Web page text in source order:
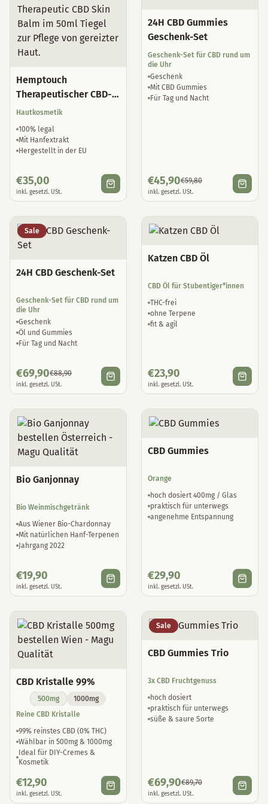
Hemptouch
Therapeutischer CBD-
Hautbalsam
Hautkosmetik
100% legal
Mit Hanfextrakt
Hergestellt in der EU
€35,00
inkl. gesetzl. USt.
24H CBD Gummies
Geschenk-Set
Geschenk-Set für CBD rund um
die Uhr
Geschenk
Mit CBD Gummies
Für Tag und Nacht
€45,90€59,80
inkl. gesetzl. USt.
Sale
24H CBD Geschenk-Set
Geschenk-Set für CBD rund um
die Uhr
Geschenk
Öl und Gummies
Für Tag und Nacht
€69,90€88,90
inkl. gesetzl. USt.
Katzen CBD Öl
CBD Öl für Stubentiger*innen
THC-frei
ohne Terpene
fit & agil
€23,90
inkl. gesetzl. USt.
Bio Ganjonnay
Bio Weinmischgetränk
Aus Wiener Bio-Chardonnay
Mit natürlichen Hanf-Terpenen
Jahrgang 2022
€19,90
inkl. gesetzl. USt.
CBD Gummies
Orange
hoch dosiert 400mg / Glas
praktisch für unterwegs
angenehme Entspannung
€29,90
inkl. gesetzl. USt.
CBD Kristalle 99%
500mg
1000mg
Reine CBD Kristalle
99% reinstes CBD (0% THC)
Wählbar in 500mg & 1000mg
Ideal für DIY-Cremes &
Kosmetik
€12,90
inkl. gesetzl. USt.
Sale
CBD Gummies Trio
3x CBD Fruchtgenuss
hoch dosiert
praktisch für unterwegs
süße & saure Sorte
€69,90€89,70
inkl. gesetzl. USt.